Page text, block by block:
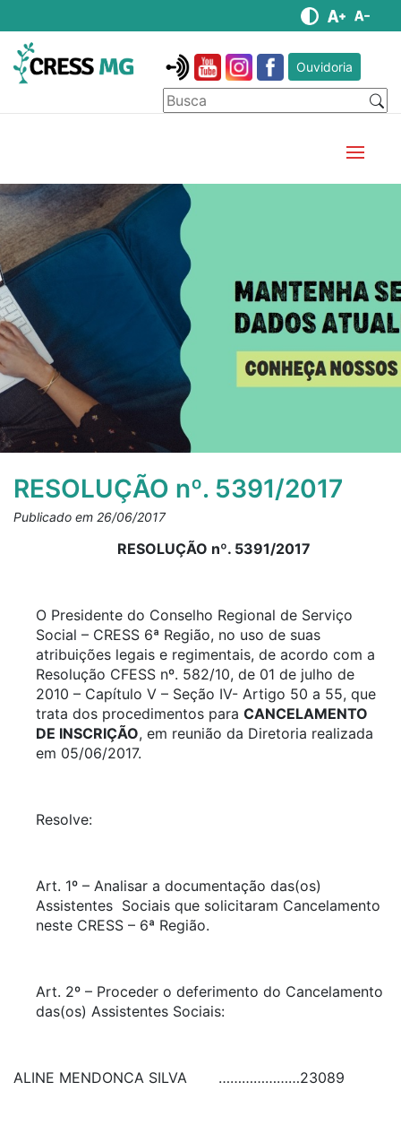
Ouvidoria
RESOLUÇÃO nº. 5391/2017
Publicado em 26/06/2017
RESOLUÇÃO nº. 5391/2017
O Presidente do Conselho Regional de Serviço
Social – CRESS 6ª Região, no uso de suas
atribuições legais e regimentais, de acordo com a
Resolução CFESS nº. 582/10, de 01 de julho de
2010 – Capítulo V – Seção IV- Artigo 50 a 55, que
trata dos procedimentos para CANCELAMENTO
DE INSCRIÇÃO, em reunião da Diretoria realizada
em 05/06/2017.
Resolve:
Art. 1º – Analisar a documentação das(os)
Assistentes Sociais que solicitaram Cancelamento
neste CRESS – 6ª Região.
Art. 2º – Proceder o deferimento do Cancelamento
das(os) Assistentes Sociais:
ALINE MENDONCA SILVA …………………23089